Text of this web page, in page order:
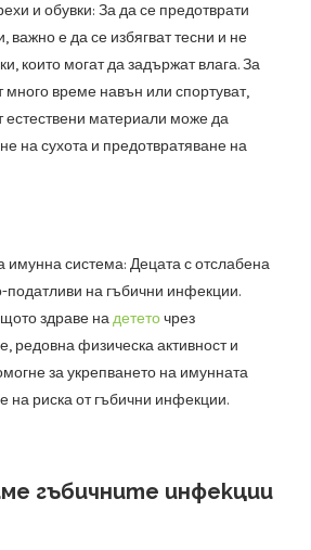
и обувки: За да се предотврати
важно е да се избягват тесни и не
които могат да задържат влага. За
много време навън или спортуват,
естествени материали може да
на сухота и предотвратяване на
система: Децата с отслабена
податливи на гъбични инфекции.
здраве надететочрез
редовна физическа активност и
за укрепването на имунната
на риска от гъбични инфекции.
гъбичните инфекции